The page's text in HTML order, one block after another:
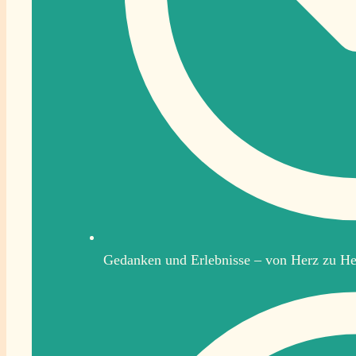
Gedanken und Erlebnisse – von Herz zu